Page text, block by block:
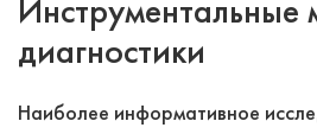
Инструментальные
диагностики
Наиболее информативное